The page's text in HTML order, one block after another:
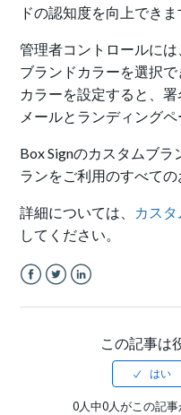
ドの認知度を向上できま
管理者コントロールに
ブランドカラーを選択
カラーを設定すると、
メールとランディングペ
Box Signのカスタムブラ
ランをご利用のすべての
詳細については、 カス
してください。
この記事は
0人中0人がこの記